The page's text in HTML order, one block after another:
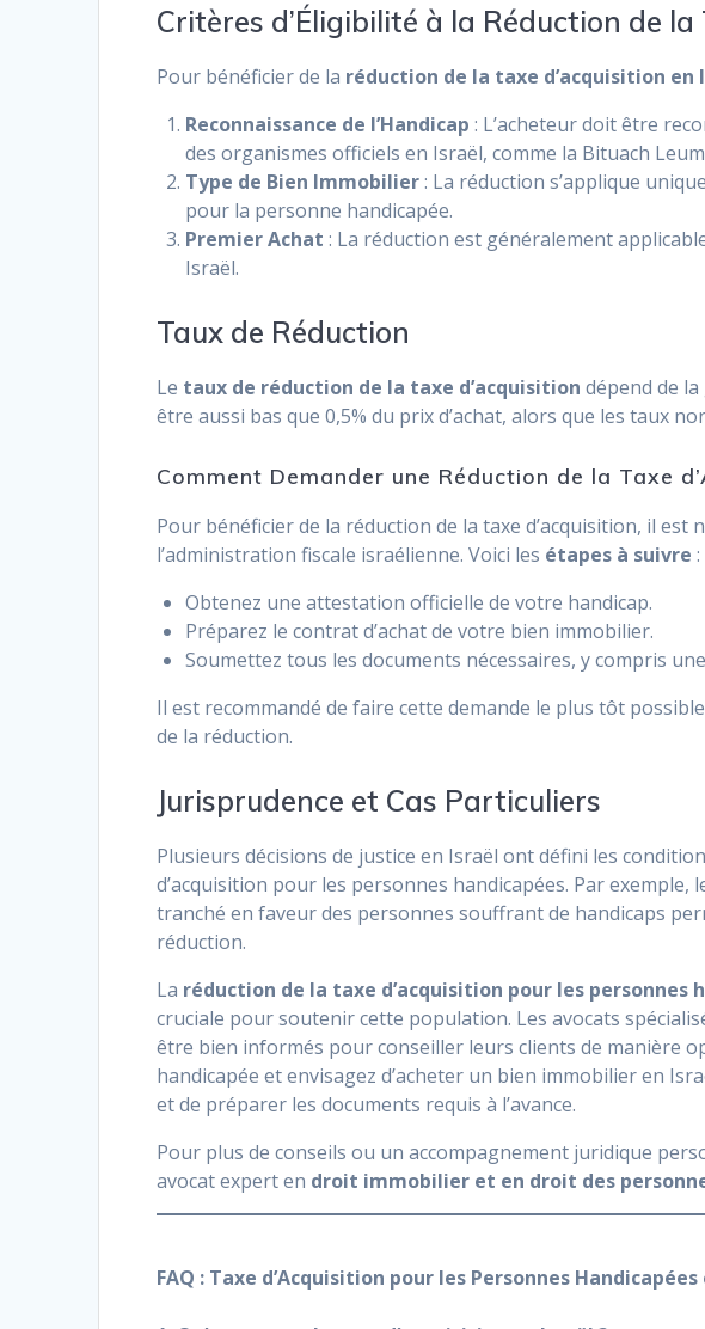
Critères d’Éligibilité à la Réduction de la
Pour bénéficier de la réduction de la taxe d’acquisition en
Reconnaissance de l’Handicap : L’acheteur doit être
des organismes officiels en Israël, comme la Bituach
Type de Bien Immobilier: La réduction s’applique
pour la personne handicapée.
Premier Achat : La réduction est généralement
Israël.
Taux de Réduction
Le taux de réduction de la taxe d’acquisition dépend de
être aussi bas que 0,5% du prix d’achat, alors que les taux
Comment Demander une Réduction de la Taxe
Pour bénéficier de la réduction de la taxe d’acquisition, il est
l’administration fiscale israélienne. Voici les étapes à suivre :
Obtenez une attestation officielle de votre handicap.
Préparez le contrat d’achat de votre bien immobilier.
Soumettez tous les documents nécessaires, y compris
Il est recommandé de faire cette demande le plus tôt
de la réduction.
Jurisprudence et Cas Particuliers
Plusieurs décisions de justice en Israël ont défini les
d’acquisition pour les personnes handicapées. Par
tranché en faveur des personnes souffrant de handicaps
réduction.
La réduction de la taxe d’acquisition pour les personnes
cruciale pour soutenir cette population. Les avocats
être bien informés pour conseiller leurs clients de manière
handicapée et envisagez d’acheter un bien immobilier en
et de préparer les documents requis à l’avance.
Pour plus de conseils ou un accompagnement juridique
avocat expert en droit immobilier et en droit des
FAQ : Taxe d’Acquisition pour les Personnes